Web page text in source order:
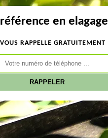
en elagage
RAPPELLE GRATUITEMENT